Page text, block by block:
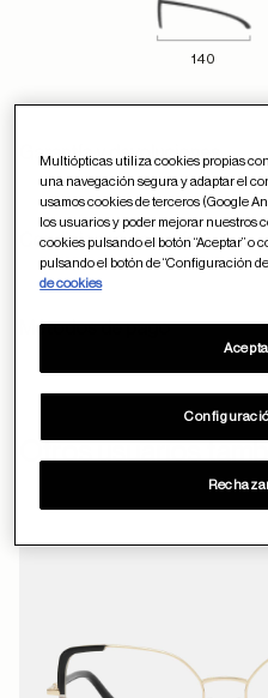
140
Garantía y devoluciones
Condiciones de envío
Métodos de pago
Multiópticas utiliza cookies propias
una navegación segura y adaptar el
usamos cookies de terceros (Google
los usuarios y poder mejorar nuestros
cookies pulsando el botón “Aceptar” o
pulsando el botón de “Configuración de
de cookies